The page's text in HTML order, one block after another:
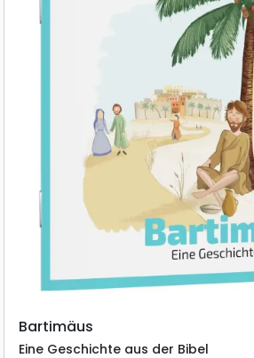
Bartimäus
Eine Geschichte aus der Bibel